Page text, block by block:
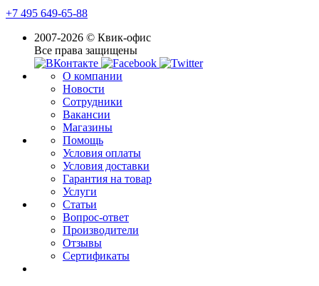
+7 495 649-65-88
2007-2026 © Квик-офис
Все права защищены
О компании
Новости
Сотрудники
Вакансии
Магазины
Помощь
Условия оплаты
Условия доставки
Гарантия на товар
Услуги
Статьи
Вопрос-ответ
Производители
Отзывы
Сертификаты